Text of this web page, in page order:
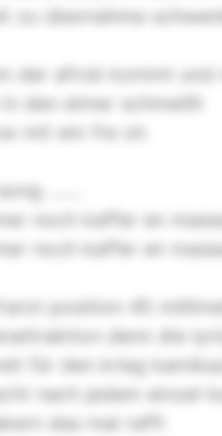
zu übernahme
der afrob kommt und
den eimer schmeißt
mit em fre oh
.......
noch kaffer en
noch kaffer en
position 45
denn die
für den krieg
nach jedem einzel-
das mal rafft